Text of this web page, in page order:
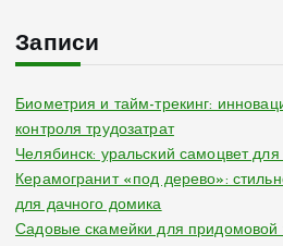
Записи
Биометрия и тайм-трекинг:
контроля трудозатрат
Челябинск: уральский самоцвет
Керамогранит «под дерево»:
для дачного домика
Садовые скамейки для придомовой